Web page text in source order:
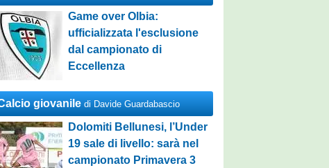
Game over Olbia:
ufficializzata l'esclusione
dal campionato di
Eccellenza
giovanile di Davide Guardabascio
Dolomiti Bellunesi, l’Under
19 sale di livello: sarà nel
campionato Primavera 3